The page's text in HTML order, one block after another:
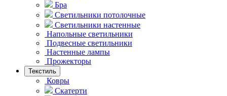
Бра
Светильники потолочные
Светильники настенные
Напольные светильники
Подвесные светильники
Hастенные лампы
Прожекторы
Текстиль
Ковры
Скатерти